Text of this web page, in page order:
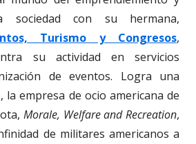
sociedad con su hermana,
Turismo y Congresos,
su actividad en servicios
de eventos. Logra una
empresa de ocio americana de
Morale, Welfare and Recreation,
de militares americanos a